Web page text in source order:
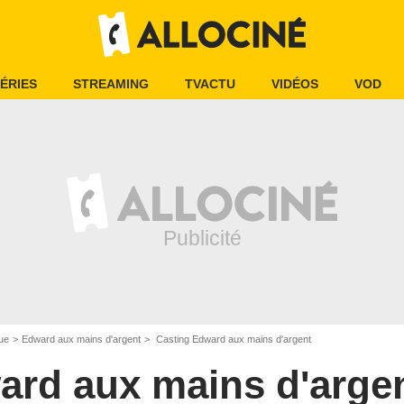
STREAMING TVACTU VIDÉOS VOD
Edward aux mains d'argent Casting Edward aux mains d'argent
aux mains